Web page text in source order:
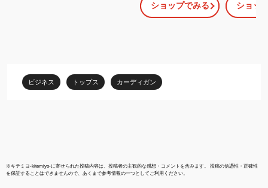
カーデ 無地 オフィス カ
ジュアル 制服 スーツ 冬
の日
ショップでみる
ーディガン
ス 定番 大
ショッ
ビジネス トップス カーディガン
※キテミヨ-kitemiyo-に寄せられた投稿内容は、投稿者の主観的な感想・コメントを含みます。 投稿の信憑性・正確性
を保証することはできませんので、あくまで参考情報の一つとしてご利用ください。